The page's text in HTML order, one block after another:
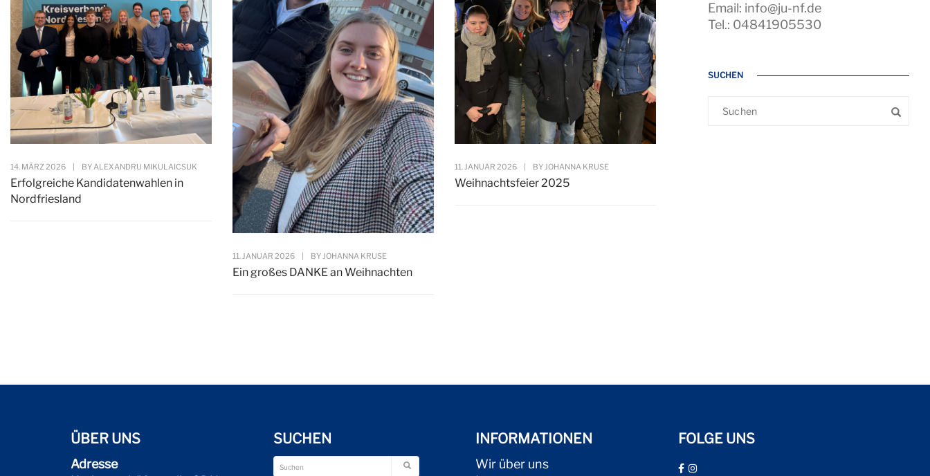
14. MÄRZ 2026 BYALEXANDRU MIKULAICSUK
Erfolgreiche Kandidatenwahlen in
Nordfriesland
11. JANUAR 2026 BYJOHANNA KRUSE
Ein großes DANKE an Weihnachten
11. JANUAR 2026 BYJOHANNA KRUSE
Weihnachtsfeier 2025
Email: info@ju-nf.de
Tel.: 04841905530
SUCHEN
ÜBER UNS
Adresse
SUCHEN INFORMATIONEN
Wir über uns
FOLGE UNS